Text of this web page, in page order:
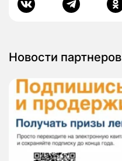
Новости партнеров